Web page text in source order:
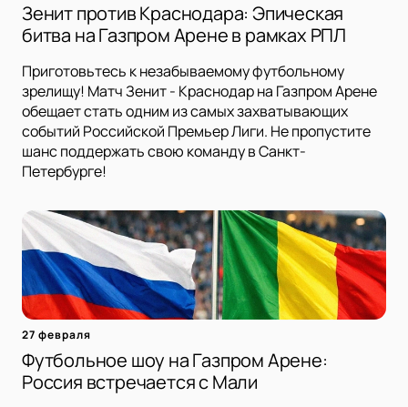
Зенит против Краснодара: Эпическая
битва на Газпром Арене в рамках РПЛ
Приготовьтесь к незабываемому футбольному
зрелищу! Матч Зенит - Краснодар на Газпром Арене
обещает стать одним из самых захватывающих
событий Российской Премьер Лиги. Не пропустите
шанс поддержать свою команду в Санкт-
Петербурге!
27 февраля
Футбольное шоу на Газпром Арене:
Россия встречается с Мали